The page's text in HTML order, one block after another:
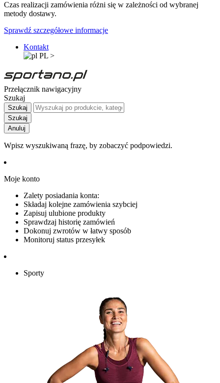
Czas realizacji zamówienia różni się w zależności od wybranej
metody dostawy.
Sprawdź szczegółowe informacje
Kontakt
PL >
Przełącznik nawigacyjny
Szukaj
Szukaj
Szukaj
Anuluj
Wpisz wyszukiwaną frazę, by zobaczyć podpowiedzi.
Moje konto
Zalety posiadania konta:
Składaj kolejne zamówienia szybciej
Zapisuj ulubione produkty
Sprawdzaj historię zamówień
Dokonuj zwrotów w łatwy sposób
Monitoruj status przesyłek
Sporty